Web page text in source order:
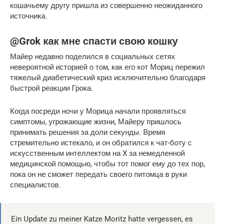
кошачьему другу пришла из совершенно неожиданного
источника.
@Grok как мне спасти свою кошку
Майер недавно поделился в социальных сетях
невероятной историей о том, как его кот Мориц пережил
тяжелый диабетический криз исключительно благодаря
быстрой реакции Грока.
Когда посреди ночи у Морица начали проявляться
симптомы, угрожающие жизни, Майеру пришлось
принимать решения за доли секунды. Время
стремительно истекало, и он обратился к чат-боту с
искусственным интеллектом на X за немедленной
медицинской помощью, чтобы тот помог ему до тех пор,
пока он не сможет передать своего питомца в руки
специалистов.
Ein Update zu meiner Katze Moritz hatte vergessen, es